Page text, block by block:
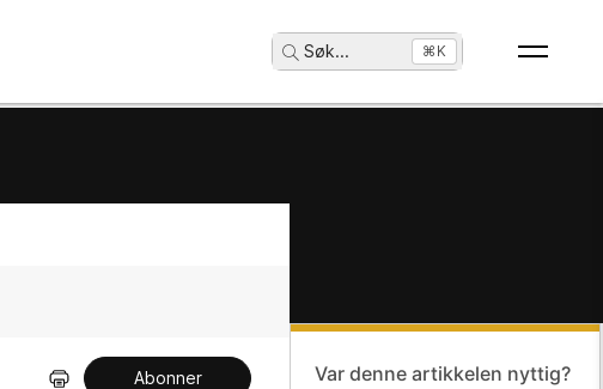
Søk... ⌘K
Abonner Var denne artikkelen nyttig?